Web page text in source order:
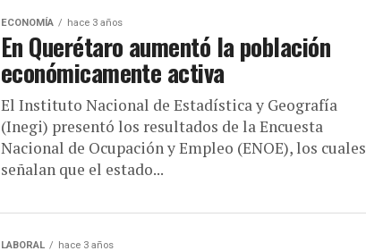
ECONOMÍA hace 3 años
En Querétaro aumentó la población
económicamente activa
El Instituto Nacional de Estadística y Geografía
(Inegi) presentó los resultados de la Encuesta
Nacional de Ocupación y Empleo (ENOE), los cuales
señalan que el estado...
LABORAL hace 3 años